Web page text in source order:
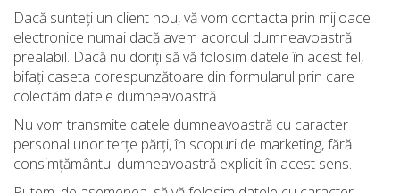
Dacă sunteți un client nou, vă vom contacta prin mijloace
electronice numai dacă avem acordul dumneavoastră
prealabil. Dacă nu doriți să vă folosim datele în acest fel,
bifați caseta corespunzătoare din formularul prin care
colectăm datele dumneavoastră.
Nu vom transmite datele dumneavoastră cu caracter
personal unor terțe părți, în scopuri de marketing, fără
consimțământul dumneavoastră explicit în acest sens.